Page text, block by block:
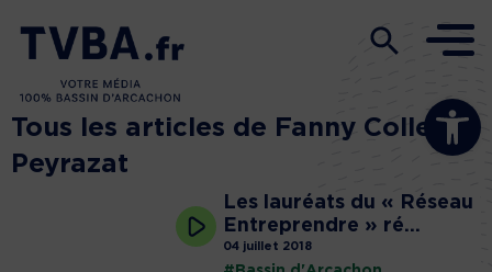
Ouvrir la
Tous les articles de Fanny Colleu
Peyrazat
Les lauréats du « Réseau
Entreprendre » ré...
04 juillet 2018